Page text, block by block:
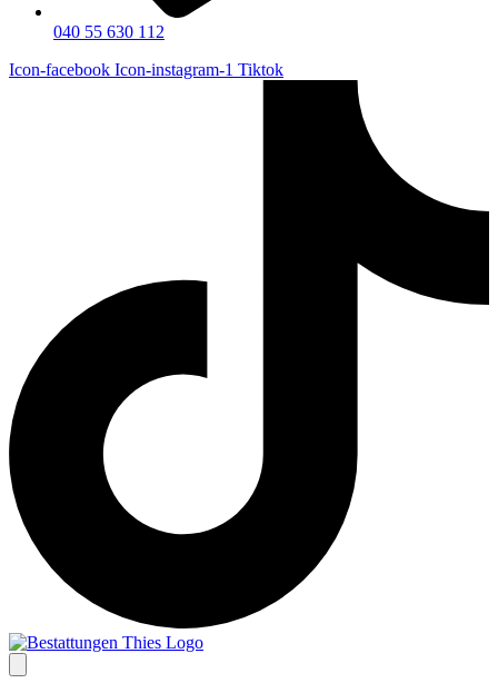
040 55 630 112
Icon-facebook Icon-instagram-1 Tiktok